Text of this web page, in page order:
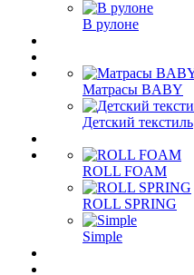
В рулоне
Матрасы BABY
Детский текстиль
ROLL FOAM
ROLL SPRING
Simple